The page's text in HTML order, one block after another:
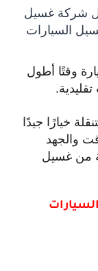
شركة غسيل
السيارات
وقتًا أطول
خيارًا جيدًا
والجهد
من غسيل